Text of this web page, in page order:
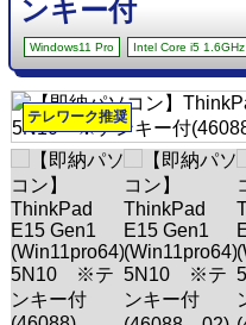
ンキー付
Windows11 Pro Intel Core i5 1.6GHz
テレワーク推奨